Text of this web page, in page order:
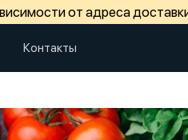
от адреса
Контакты